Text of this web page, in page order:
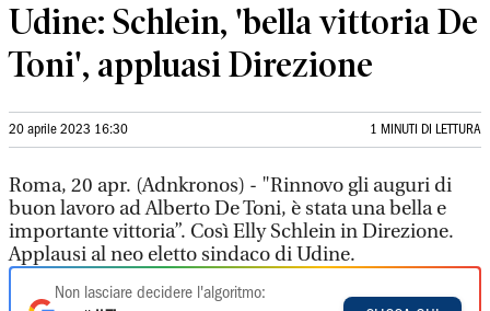
Udine: Schlein, 'bella vittoria De
Toni', appluasi Direzione
20 aprile 2023 16:30 1 MINUTI DI LETTURA
Roma, 20 apr. (Adnkronos) - "Rinnovo gli auguri di
buon lavoro ad Alberto De Toni, è stata una bella e
importante vittoria”. Così Elly Schlein in Direzione.
Applausi al neo eletto sindaco di Udine.
Non lasciare decidere l'algoritmo: